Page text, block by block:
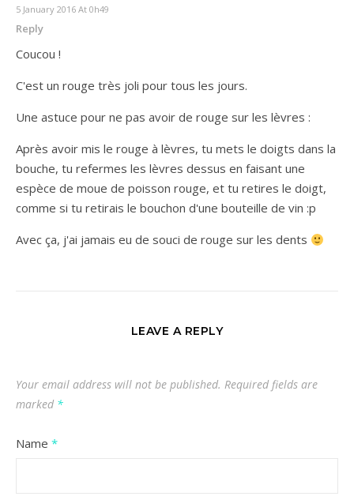
5 January 2016 At 0h49
Reply
Coucou !
C'est un rouge très joli pour tous les jours.
Une astuce pour ne pas avoir de rouge sur les lèvres :
Après avoir mis le rouge à lèvres, tu mets le doigts dans la
bouche, tu refermes les lèvres dessus en faisant une
espèce de moue de poisson rouge, et tu retires le doigt,
comme si tu retirais le bouchon d'une bouteille de vin :p
Avec ça, j'ai jamais eu de souci de rouge sur les dents
LEAVE A REPLY
Your email address will not be published. Required fields are
marked *
Name *